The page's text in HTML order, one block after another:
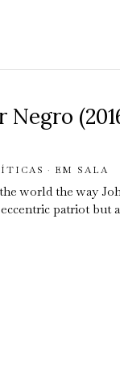
Negro
· EM SALA
world the way
patriot but